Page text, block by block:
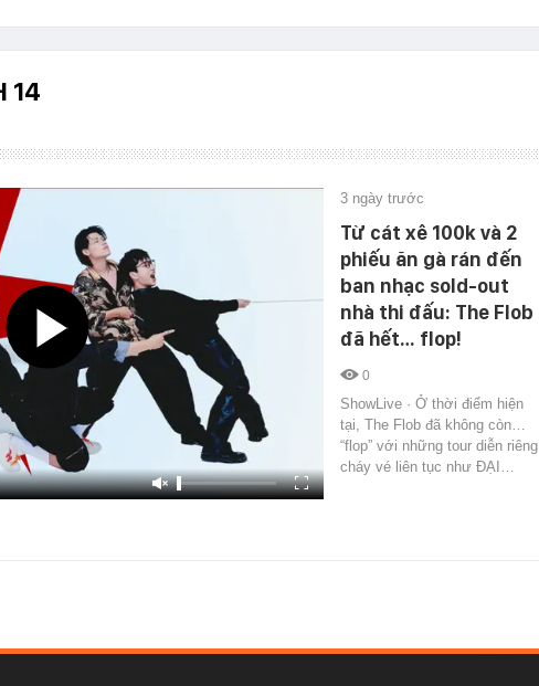
14
3 ngày trước
Từ cát xê 100k và 2
phiếu ăn gà rán đến
ban nhạc sold-out
nhà thi đấu: The Flob
đã hết… flop!
0
ShowLive · Ở thời điểm hiện
tại, The Flob đã không còn…
“flop” với những tour diễn riêng
cháy vé liên tục như ĐẠI…